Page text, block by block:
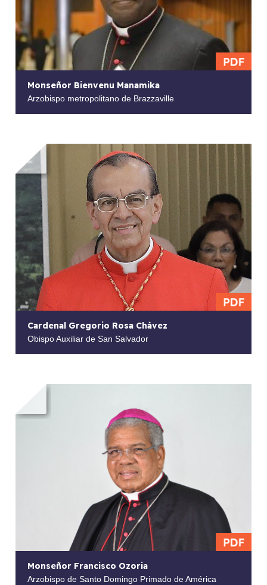
Monseñor Bienvenu Manamika
Arzobispo metropolitano de Brazzaville
Cardenal Gregorio Rosa Chávez
Obispo Auxiliar de San Salvador
Monseñor Francisco Ozoria
Arzobispo de Santo Domingo Primado de América